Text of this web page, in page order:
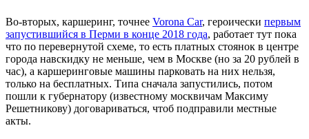
Во-вторых, каршеринг, точнее Vorona Car, героически первым
запустившийся в Перми в конце 2018 года, работает тут пока
что по перевернутой схеме, то есть платных стоянок в центре
города навскидку не меньше, чем в Москве (но за 20 рублей в
час), а каршеринговые машины парковать на них нельзя,
только на бесплатных. Типа сначала запустились, потом
пошли к губернатору (известному москвичам Максиму
Решетникову) договариваться, чтоб подправили местные
акты.